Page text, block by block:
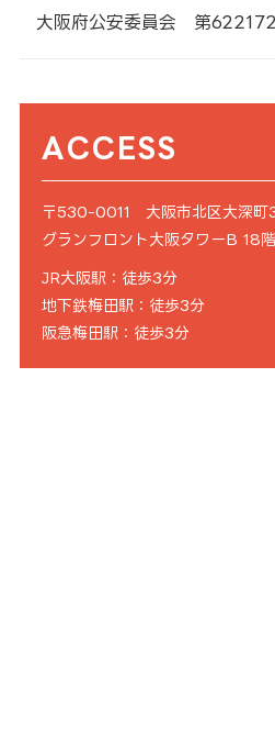
大阪府公安委員会 第
ACCESS
〒530-0011 大阪市北区大深町
グランフロント大阪タワーB 18階
JR大阪駅：徒歩3分
地下鉄梅田駅：徒歩3分
阪急梅田駅：徒歩3分